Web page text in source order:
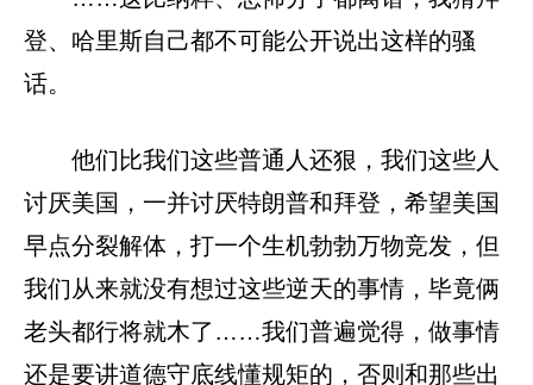
登、哈里斯自己都不可能公开说出这样的骚
话。
他们比我们这些普通人还狠，我们这些人
讨厌美国，一并讨厌特朗普和拜登，希望美国
早点分裂解体，打一个生机勃勃万物竞发，但
我们从来就没有想过这些逆天的事情，毕竟俩
老头都行将就木了……我们普遍觉得，做事情
还是要讲道德守底线懂规矩的，否则和那些出